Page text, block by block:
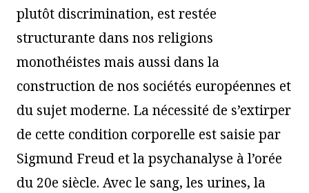
plutôt discrimination, est restée
structurante dans nos religions
monothéistes mais aussi dans la
construction de nos sociétés européennes et
du sujet moderne. La nécessité de s’extirper
de cette condition corporelle est saisie par
Sigmund Freud et la psychanalyse à l’orée
du 20e siècle. Avec le sang, les urines, la